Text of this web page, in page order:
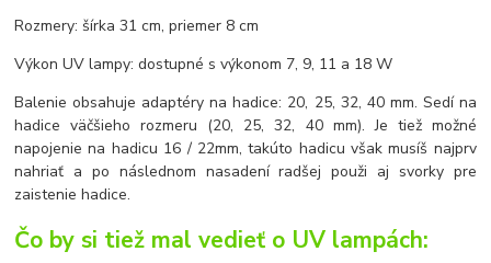
Rozmery: šírka 31 cm, priemer 8 cm
Výkon UV lampy: dostupné s výkonom 7, 9, 11 a 18 W
Balenie obsahuje adaptéry na hadice: 20, 25, 32, 40 mm. Sedí na
hadice väčšieho rozmeru (20, 25, 32, 40 mm). Je tiež možné
napojenie na hadicu 16 / 22mm, takúto hadicu však musíš najprv
nahriať a po následnom nasadení radšej použi aj svorky pre
zaistenie hadice.
Čo by si tiež mal vedieť o UV lampách: